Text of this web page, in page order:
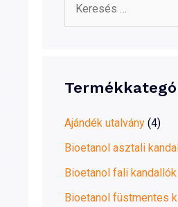
c
o
r
:
Ajándék utalvány (4)
Bioetanol asztali
Bioetanol fali kandallók
Bioetanol füstmentes